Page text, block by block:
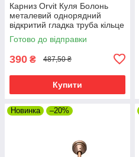
Карниз Orvit Куля Болонь
металевий однорядний
відкритий гладка труба кільце
металеве Мідь 16 мм 120 см
(00-00019321)
Готово до відправки
390 ₴ 487,50 ₴
Купити
Новинка –20%